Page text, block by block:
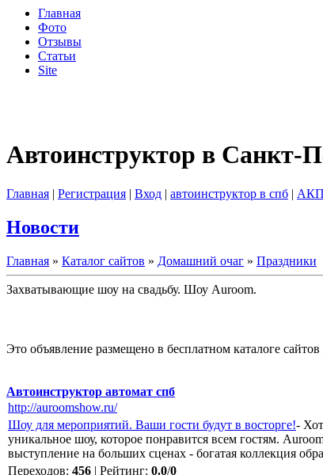
Главная
Фото
Отзывы
Статьи
Site
Автоинструктор в Санкт-
Главная | Регистрация | Вход | автоинструктор в спб |
Новости
Главная » Каталог сайтов » Домашний очаг » Праздники
Захватывающие шоу на свадьбу. Шоу Auroom.
Это объявление размещено в бесплатном каталоге сайтов
Автоинструктор автомат спб
http://auroomshow.ru/
Шоу для мероприятий. Ваши гости будут в восторге!-
уникальное шоу, которое понравится всем гостям.
выступление на больших сценах - богатая коллекция
Переходов: 456 | Рейтинг: 0.0/0